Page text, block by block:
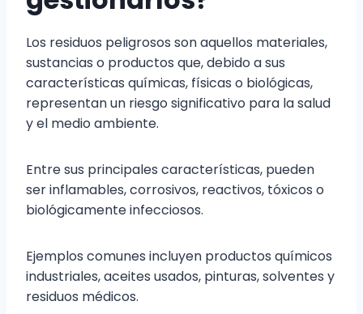
Los residuos peligrosos son aquellos materiales,
sustancias o productos que, debido a sus
características químicas, físicas o biológicas,
representan un riesgo significativo para la salud
y el medio ambiente.
Entre sus principales características, pueden
ser inflamables, corrosivos, reactivos, tóxicos o
biológicamente infecciosos.
Ejemplos comunes incluyen productos químicos
industriales, aceites usados, pinturas, solventes y
residuos médicos.